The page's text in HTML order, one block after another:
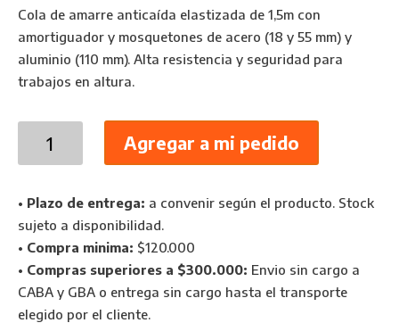
Cola de amarre anticaída elastizada de 1,5m con
amortiguador y mosquetones de acero (18 y 55 mm) y
aluminio (110 mm). Alta resistencia y seguridad para
trabajos en altura.
Anticaídas
18mm
1.5m
con
Mosquetón
110mm
Agregar a mi pedido
• Plazo de entrega: a convenir según el producto. Stock
sujeto a disponibilidad.
• Compra minima: $120.000
• Compras superiores a $300.000: Envio sin cargo a
CABA y GBA o entrega sin cargo hasta el transporte
elegido por el cliente.